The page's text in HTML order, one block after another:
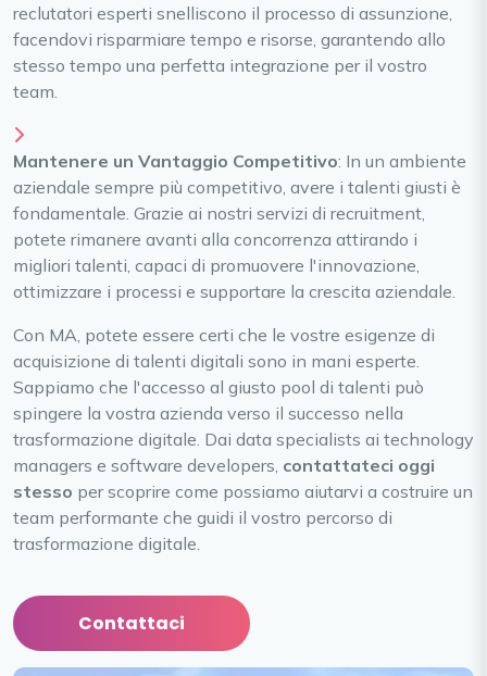
reclutatori esperti snelliscono il processo di assunzione,
facendovi risparmiare tempo e risorse, garantendo allo
stesso tempo una perfetta integrazione per il vostro
team.
Mantenere un Vantaggio Competitivo: In un ambiente
aziendale sempre più competitivo, avere i talenti giusti è
fondamentale. Grazie ai nostri servizi di recruitment,
potete rimanere avanti alla concorrenza attirando i
migliori talenti, capaci di promuovere l'innovazione,
ottimizzare i processi e supportare la crescita aziendale.
Con MA, potete essere certi che le vostre esigenze di
acquisizione di talenti digitali sono in mani esperte.
Sappiamo che l'accesso al giusto pool di talenti può
spingere la vostra azienda verso il successo nella
trasformazione digitale. Dai data specialists ai technology
managers e software developers, contattateci oggi
stesso per scoprire come possiamo aiutarvi a costruire un
team performante che guidi il vostro percorso di
trasformazione digitale.
Contattaci